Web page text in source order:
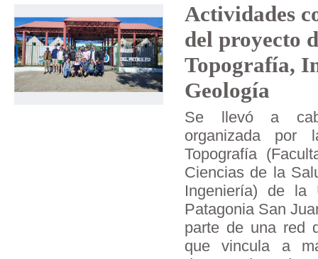
Actividades
del proyecto
Topografía,
Geología
Se llevó a
organizada por
Topografía
Ciencias de la
Ingeniería) de la
Patagonia San
parte de una red
que vincula a